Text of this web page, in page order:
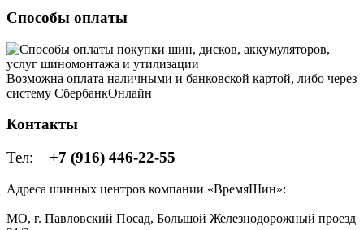
Способы оплаты
Возможна оплата наличными и банковской картой, либо через
систему СбербанкОнлайн
Контакты
Тел: +7 (916) 446-22-55
Адреса шинных центров компании «ВремяШин»:
МО, г. Павловский Посад, Большой Железнодорожный проезд